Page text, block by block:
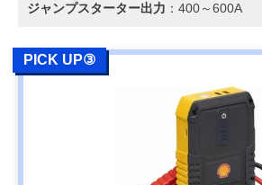
ジャンプスターター出力 ：400～600A
PICK UP③